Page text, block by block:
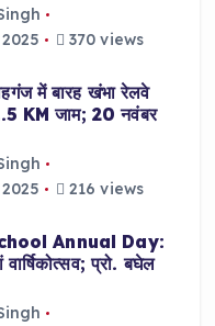
370 views
में बारह खंभा रेलवे
KM जाम; 20 नवंबर
216 views
Annual Day:
वार्षिकोत्सव; प्रो. बघेल